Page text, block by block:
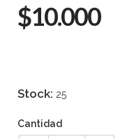
$10.000
Stock: 25
Cantidad